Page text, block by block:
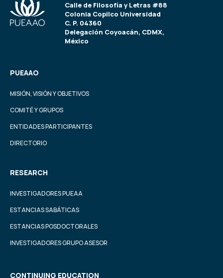
Calle de Filosofía y Letras #88
Colonia Copilco Universidad
C. P. 04360
Delegación Coyoacán, CDMX,
México
PUEAAO
MISIÓN, VISIÓN Y OBJETIVOS
COMITÉ Y GRUPOS
ENTIDADES PARTICIPANTES
DIRECTORIO
RESEARCH
INVESTIGADORES PUEAA
ESTANCIAS SABÁTICAS
ESTANCIAS POSDOCTORALES
INVESTIGADORES GRUPO ASESOR
CONTINUING EDUCATION